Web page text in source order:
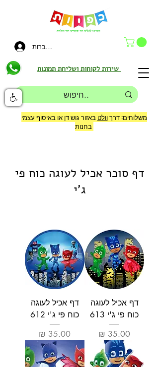
להתחברות
משלוחים: דרךוולט באזור גוש דן או באיסוף עצמי
בחנות
דף סוכר אכיל לעוגה כוח פי
ג'י
דף אכיל לעוגה
כוח פי ג'י 613
מחיר
דף אכיל לעוגה
כוח פי ג'י 612
מחיר